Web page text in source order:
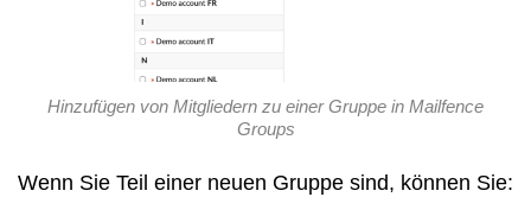
Hinzufügen von Mitgliedern zu einer Gruppe in Mailfence
Groups
Wenn Sie Teil einer neuen Gruppe sind, können Sie: